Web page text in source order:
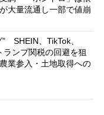
大量流通し一部で値崩
SHEIN、TikTok、
ンプ関税の回避を狙
業参入・土地取得への